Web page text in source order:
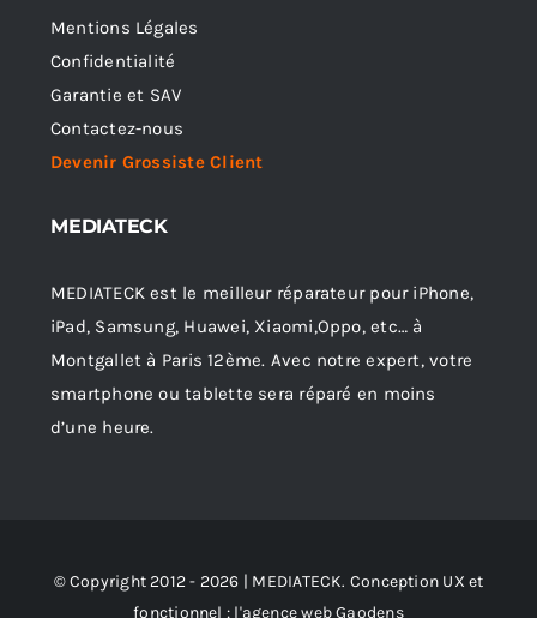
Mentions Légales
Confidentialité
Garantie et SAV
Contactez-nous
Devenir Grossiste Client
MEDIATECK
MEDIATECK est le meilleur réparateur pour iPhone,
iPad, Samsung, Huawei, Xiaomi,Oppo, etc… à
Montgallet à Paris 12ème. Avec notre expert, votre
smartphone ou tablette sera réparé en moins
d’une heure.
© Copyright 2012 - 2026 | MEDIATECK. Conception UX et
fonctionnel : l'agence web Gaodens